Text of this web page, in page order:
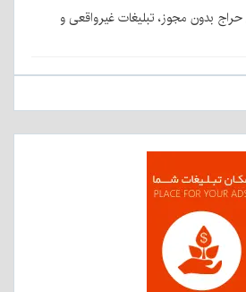
بدون مجوز، تبليغات غیرواقعی و